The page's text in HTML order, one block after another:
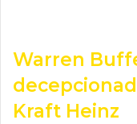
Warren
Kraft Heinz